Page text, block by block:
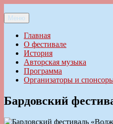
к
содержимому
Ильменский фестиваль
Меню
Главная
О фестивале
История
Авторская музыка
Программа
Организаторы и
Бардовский